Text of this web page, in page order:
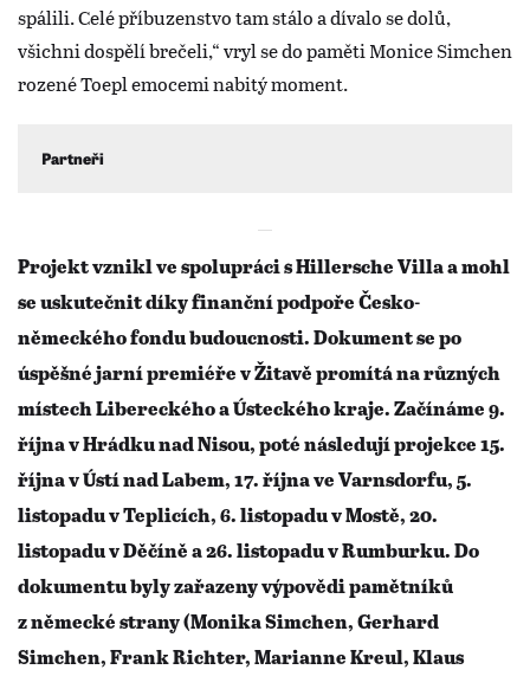
spálili. Celé příbuzenstvo tam stálo a dívalo se dolů,
všichni dospělí brečeli,“ vryl se do paměti Monice Simchen
rozené Toepl emocemi nabitý moment.
Partneři
Projekt vznikl ve spolupráci s Hillersche Villa a mohl
se uskutečnit díky finanční podpoře Česko-
německého fondu budoucnosti. Dokument se po
úspěšné jarní premiéře v Žitavě promítá na různých
místech Libereckého a Ústeckého kraje. Začínáme 9.
října v Hrádku nad Nisou, poté následují projekce 15.
října v Ústí nad Labem, 17. října ve Varnsdorfu, 5.
listopadu v Teplicích, 6. listopadu v Mostě, 20.
listopadu v Děčíně a 26. listopadu v Rumburku. Do
dokumentu byly zařazeny výpovědi pamětníků
z německé strany (Monika Simchen, Gerhard
Simchen, Frank Richter, Marianne Kreul, Klaus